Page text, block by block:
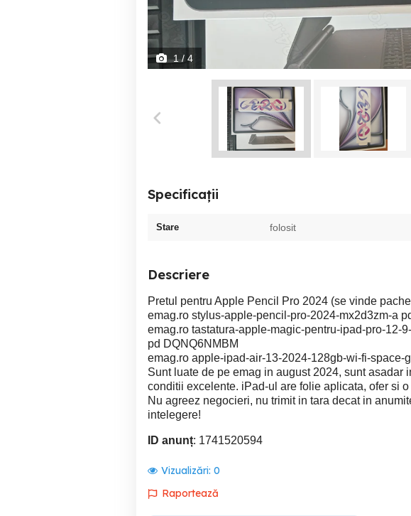
1/ 4
Specificații
Stare folosit
Descriere
Pretul pentru Apple Pencil Pro 2024 (se vinde
emag.ro stylus-apple-pencil-pro-2024-mx2d3zm-a
emag.ro tastatura-apple-magic-pentru-ipad-pro-12-
pd DQNQ6NMBM
emag.ro apple-ipad-air-13-2024-128gb-wi-fi-space-
Sunt luate de pe emag in august 2024, sunt asadar
conditii excelente. iPad-ul are folie aplicata, ofer si o
Nu agreez negocieri, nu trimit in tara decat in
intelegere!
ID anunț: 1741520594
Vizualizări: 0
Raportează